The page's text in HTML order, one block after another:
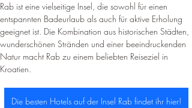
Rab ist eine vielseitige Insel, die sowohl für einen
entspannten Badeurlaub als auch für aktive Erholung
geeignet ist. Die Kombination aus historischen Städten,
wunderschönen Stränden und einer beeindruckenden
Natur macht Rab zu einem beliebten Reiseziel in
Kroatien.
Die besten Hotels auf der Insel Rab findet ihr hier!